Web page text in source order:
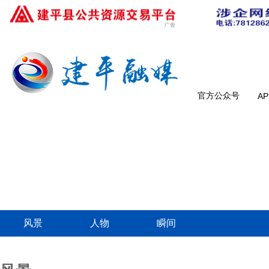
官方公众号
风景 人物 瞬间